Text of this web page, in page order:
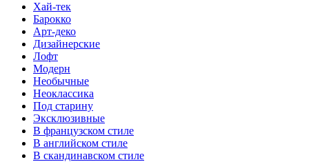
Хай-тек
Барокко
Арт-деко
Дизайнерские
Лофт
Модерн
Необычные
Неоклассика
Под старину
Эксклюзивные
В французском стиле
В английском стиле
В скандинавском стиле